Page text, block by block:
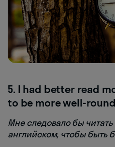
5. I had better read
to be more well-
Мне следовало бы
английском, чтобы быть